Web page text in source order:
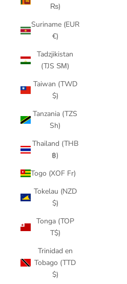
₨)
Suriname (EUR
€)
Tadzjikistan
(TJS ЅМ)
Taiwan (TWD
$)
Tanzania (TZS
Sh)
Thailand (THB
฿)
Togo (XOF Fr)
Tokelau (NZD
$)
Tonga (TOP
T$)
Trinidad en
Tobago (TTD
$)